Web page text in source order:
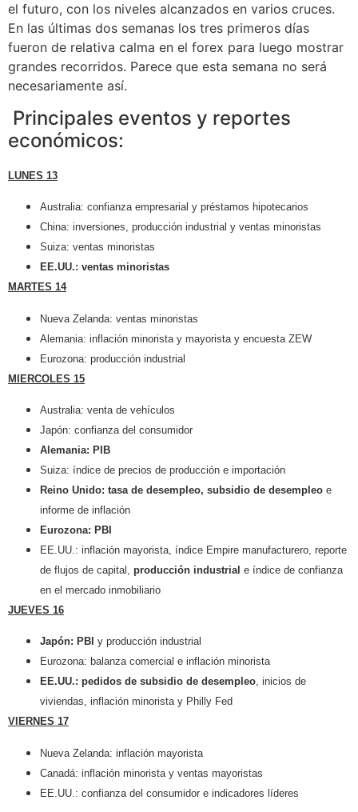
el futuro, con los niveles alcanzados en varios cruces.
En las últimas dos semanas los tres primeros días
fueron de relativa calma en el forex para luego mostrar
grandes recorridos. Parece que esta semana no será
necesariamente así.
Principales eventos y reportes
económicos:
LUNES 13
Australia: confianza empresarial y préstamos hipotecarios
China: inversiones, producción industrial y ventas minoristas
Suiza: ventas minoristas
EE.UU.: ventas minoristas
MARTES 14
Nueva Zelanda: ventas minoristas
Alemania: inflación minorista y mayorista y encuesta ZEW
Eurozona: producción industrial
MIERCOLES 15
Australia: venta de vehículos
Japón: confianza del consumidor
Alemania: PIB
Suiza: índice de precios de producción e importación
Reino Unido: tasa de desempleo, subsidio de desempleo e
informe de inflación
Eurozona: PBI
EE.UU.: inflación mayorista, índice Empire manufacturero, reporte
de flujos de capital, producción industrial e índice de confianza
en el mercado inmobiliario
JUEVES 16
Japón: PBI y producción industrial
Eurozona: balanza comercial e inflación minorista
EE.UU.: pedidos de subsidio de desempleo, inicios de
viviendas, inflación minorista y Philly Fed
VIERNES 17
Nueva Zelanda: inflación mayorista
Canadá: inflación minorista y ventas mayoristas
EE.UU.: confianza del consumidor e indicadores líderes